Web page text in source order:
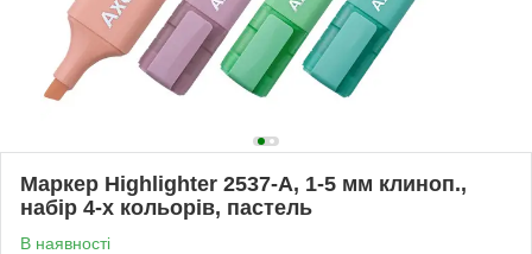
Маркер Highlighter 2537-A, 1-5 мм клиноп.,
набір 4-х кольорів, пастель
В наявності